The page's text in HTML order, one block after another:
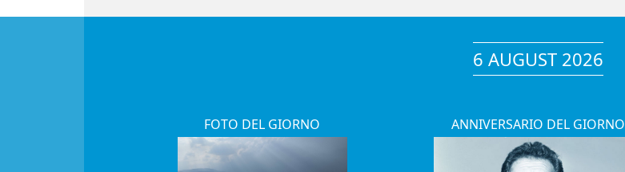
6 AUGUST 2026
FOTO DEL GIORNO ANNIVERSARIO DEL GIORNO